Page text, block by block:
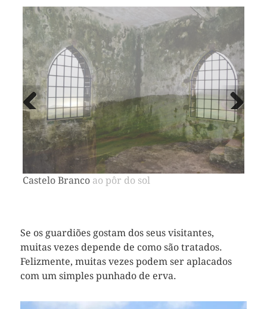
Castelo Branco ao pôr do sol
Vorheriges
Bild
Bild
Se os guardiões gostam dos seus visitantes,
muitas vezes depende de como são tratados.
Felizmente, muitas vezes podem ser aplacados
com um simples punhado de erva.